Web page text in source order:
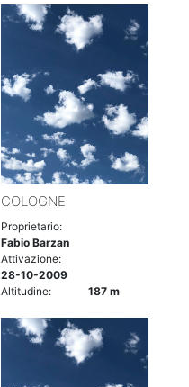
COLOGNE
Proprietario:
Fabio Barzan
Attivazione:
28-10-2009
Altitudine:
187 m